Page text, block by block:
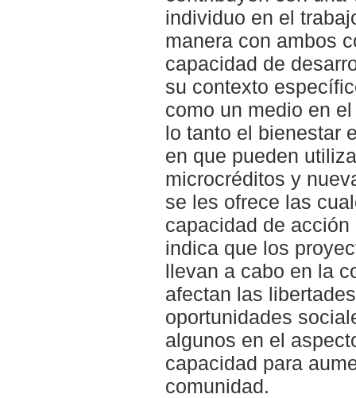
individuo en el
manera con ambos
capacidad de
su contexto
como un medio en
lo tanto el bienestar
en que pueden
microcréditos y
se les ofrece las
capacidad de
indica que los
llevan a cabo en la
afectan las
oportunidades
algunos en el
capacidad para
comunidad.